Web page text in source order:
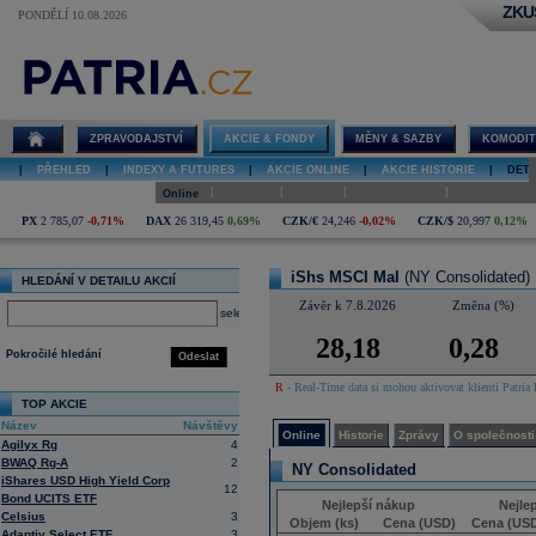
PONDĚLÍ 10.08.2026
iShs MSCI
Mal online
ZPRAVODAJSTVÍ AKCIE & FONDY MĚNY & SAZBY
PŘEHLED INDEXY A FUTURES AKCIE ONLINE AKCIE HISTORIE
Online
PX 2 785,07 -0,71% DAX 26 319,45 0,69% CZK/€ 24,246 -0,02% CZK/$ 20,997 0,12%
HLEDÁNÍ V DETAILU AKCIÍ
select
Odeslat
Pokročilé hledání
TOP AKCIE
Název
Návštěvy
Agilyx Rg
4
BWAQ Rg-A
2
iShares USD High Yield Corp
Bond UCITS ETF
12
Celsius
3
iShs MSCI Mal (NY Consolidated)
Závěr k 7.8.2026 Změna (%)
28,18 0,28
R - Real-Time data si mohou aktivovat klienti
Online Historie Zprávy O společnosti
NY Consolidated
Nejlepší nákup
Objem (ks)
Cena (USD)
Cena